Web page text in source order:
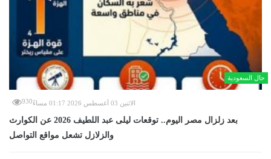
حال السعودية
الاثنين 03 أغسطس 2026 01:17 مساءً 930
بعد زلزال مصر اليوم.. توقعات ليلى عبد اللطيف 2026 عن الكوارث
والزلازل تشعل مواقع التواصل